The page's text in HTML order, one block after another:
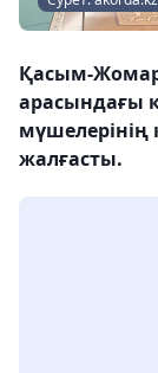
Қасым-
арасындағы
мүшелерінің
жалғасты.